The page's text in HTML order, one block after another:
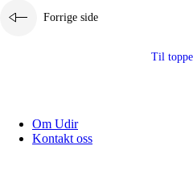
Forrige side
Til
Om Udir
Kontakt oss